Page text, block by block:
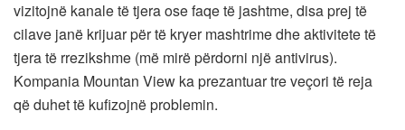
vizitojnë kanale të tjera ose faqe të jashtme, disa prej të
cilave janë krijuar për të kryer mashtrime dhe aktivitete të
tjera të rrezikshme (më mirë përdorni një antivirus).
Kompania Mountan View ka prezantuar tre veçori të reja
që duhet të kufizojnë problemin.